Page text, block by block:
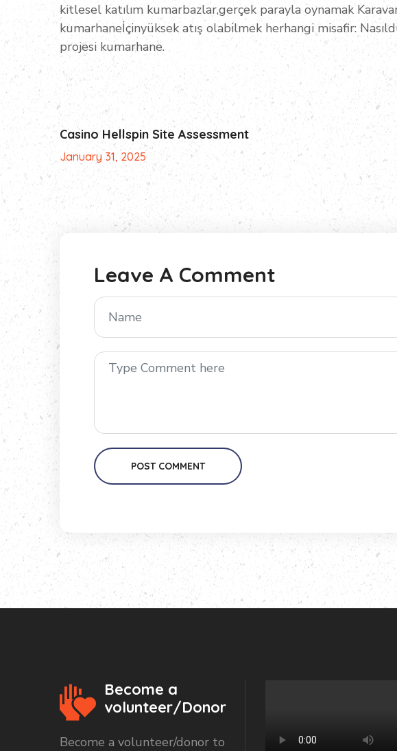
kitlesel katılım kumarbazlar,gerçek parayla oynamak
kumarhaneİçinyüksek atış olabilmek herhangi misafir:
projesi kumarhane.
Casino Hellspin Site Assessment
January 31, 2025
Leave A Comment
POST COMMENT
Become a
volunteer/Donor
Become a volunteer/donor to